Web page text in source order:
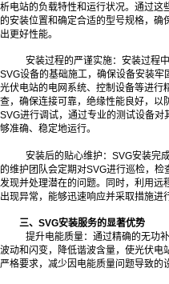
析电站的负载特性和运行状况。通过这
的安装位置和确定合适的型号规格，
出更好性能。
安装过程的严谨实施：安装过程
SVG设备的基础施工，确保设备安装
光伏电站的电网系统、控制设备等进行
查，确保连接可靠，绝缘性能良好，以
SVG进行调试，通过专业的测试设备
够准确、稳定地运行。
安装后的贴心维护：SVG安装完
的维护团队会定期对SVG进行巡检，
发现并处理潜在的问题。同时，利用远
出现异常，能够迅速响应并采取措施进
三、SVG安装服务的显著优势
提升电能质量：通过精确的无功
波动和闪变，降低谐波含量，使光伏电
严格要求，减少因电能质量问题导致的